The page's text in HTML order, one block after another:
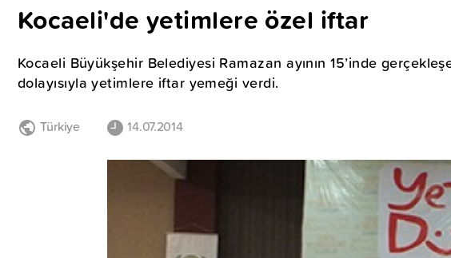
Kocaeli'de yetimlere özel iftar
Kocaeli Büyükşehir Belediyesi Ramazan ayının 15’inde
dolayısıyla yetimlere iftar yemeği verdi.
Türkiye 14.07.2014